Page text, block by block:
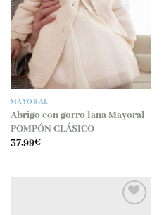
MAYORAL
Abrigo con gorro lana Mayoral
POMPÓN CLÁSICO
37,99€